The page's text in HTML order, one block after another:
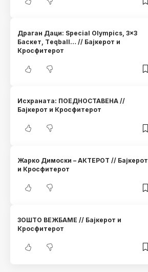
Драган Даци: Special Olympics, 3×3
Баскет, Тeqball… // Бајкерот и
Кросфитерот
Исхраната: ПОЕДНОСТАВЕНА //
Бајкерот и Кросфитерот
Жарко Димоски – АКТЕРОТ // Бајкерот
и Кросфитерот
ЗОШТО ВЕЖБАМЕ // Бајкерот и
Кросфитерот